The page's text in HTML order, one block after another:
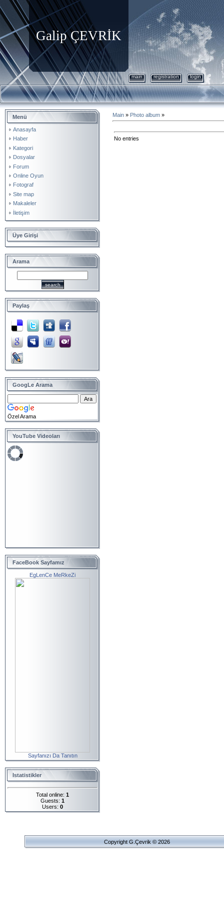
Galip ÇEVRİK
main registration login
Menü
Anasayfa
Haber
Kategori
Dosyalar
Forum
Online Oyun
Fotograf
Site map
Makaleler
İletişim
Üye Girişi
Arama
Paylaş
GoogLe Arama
Özel Arama
YouTube Videoları
FaceBook Sayfamız
EgLenCe MeRkeZi
Sayfanızı Da Tanıtın
Istatistikler
Total online: 1
Guests: 1
Users: 0
Main » Photo album »
No entries
Copyright G.Çevrik © 2026